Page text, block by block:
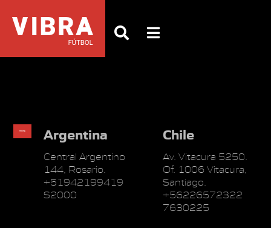
Argentina
Central Argentino
144, Rosario.
+51942199419
S2000
Chile
Av. Vitacura 5250.
Of. 1006 Vitacura,
Santiago.
+56226572322
7630225